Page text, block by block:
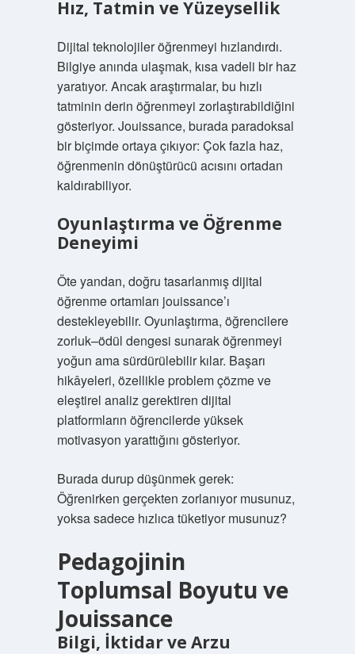
Hız, Tatmin ve Yüzeysellik
Dijital teknolojiler öğrenmeyi hızlandırdı.
Bilgiye anında ulaşmak, kısa vadeli bir haz
yaratıyor. Ancak araştırmalar, bu hızlı
tatminin derin öğrenmeyi zorlaştırabildiğini
gösteriyor. Jouissance, burada paradoksal
bir biçimde ortaya çıkıyor: Çok fazla haz,
öğrenmenin dönüştürücü acısını ortadan
kaldırabiliyor.
Oyunlaştırma ve Öğrenme
Deneyimi
Öte yandan, doğru tasarlanmış dijital
öğrenme ortamları jouissance’ı
destekleyebilir. Oyunlaştırma, öğrencilere
zorluk–ödül dengesi sunarak öğrenmeyi
yoğun ama sürdürülebilir kılar. Başarı
hikâyeleri, özellikle problem çözme ve
eleştirel analiz gerektiren dijital
platformların öğrencilerde yüksek
motivasyon yarattığını gösteriyor.
Burada durup düşünmek gerek:
Öğrenirken gerçekten zorlanıyor musunuz,
yoksa sadece hızlıca tüketiyor musunuz?
Pedagojinin
Toplumsal Boyutu ve
Jouissance
Bilgi, İktidar ve Arzu